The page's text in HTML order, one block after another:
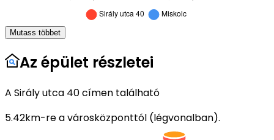
Mutass többet
Az épület részletei
A Sirály utca 40 címen található
5.42km-re a városközponttól (légvonalban).